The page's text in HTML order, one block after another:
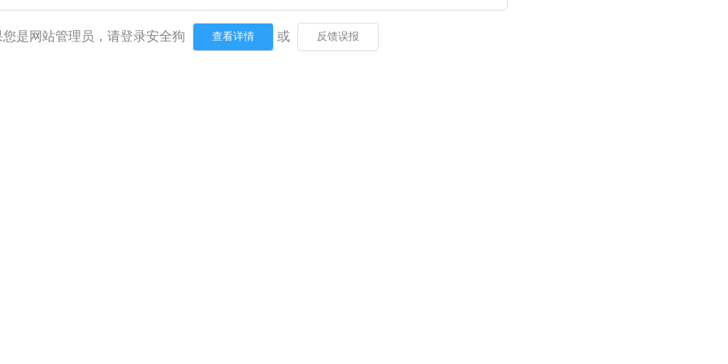
您是网站管理员，请登录安全狗 或